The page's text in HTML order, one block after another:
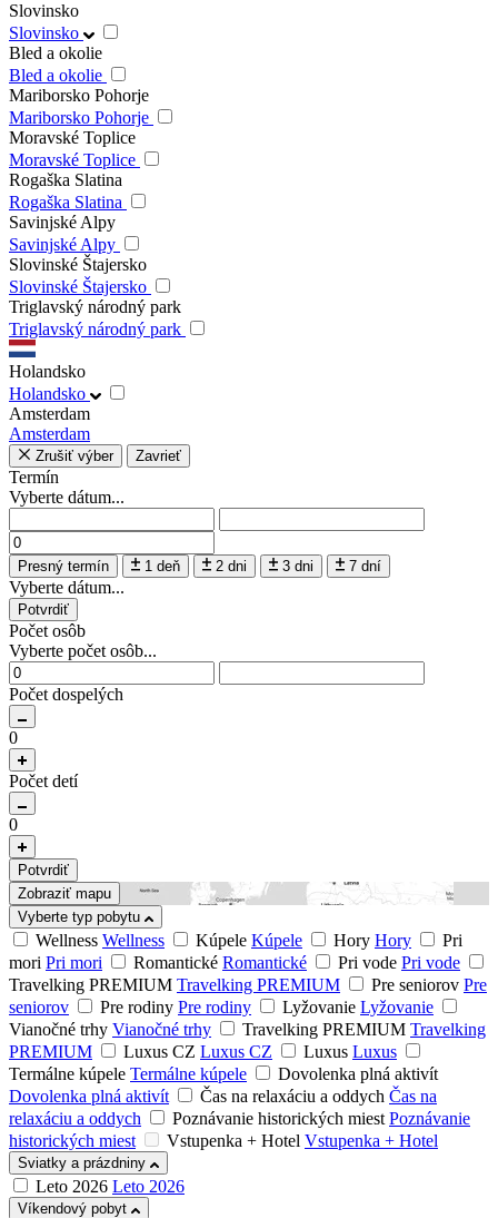
Slovinsko
Slovinsko
Bled a okolie
Bled a okolie
Mariborsko Pohorje
Mariborsko Pohorje
Moravské Toplice
Moravské Toplice
Rogaška Slatina
Rogaška Slatina
Savinjské Alpy
Savinjské Alpy
Slovinské Štajersko
Slovinské Štajersko
Triglavský národný park
Triglavský národný park
Holandsko
Holandsko
Amsterdam
Amsterdam
Zrušiť výber Zavrieť
Termín
Vyberte dátum...
Presný termín 1 deň 2 dni 3 dni 7 dní
Vyberte dátum...
Potvrdiť
Počet osôb
Vyberte počet osôb...
Počet dospelých
0
Počet detí
0
Potvrdiť
Zobraziť mapu
Vyberte typ pobytu
Wellness Wellness Kúpele Kúpele Hory Hory
Pri
mori Pri mori Romantické Romantické Pri vode Pri vode
Travelking PREMIUM Travelking PREMIUM Pre seniorov Pre
seniorov
Pre rodiny Pre rodiny Lyžovanie Lyžovanie
Vianočné trhy Vianočné trhy Travelking PREMIUM Travelking
PREMIUM
Luxus CZ Luxus CZ Luxus Luxus
Termálne kúpele Termálne kúpele
Dovolenka plná aktivít
Dovolenka plná aktivít
Čas na relaxáciu a oddych Čas na
relaxáciu a oddych
Poznávanie historických miest Poznávanie
historických miest
Vstupenka + Hotel Vstupenka + Hotel
Sviatky a prázdniny
Leto 2026 Leto 2026
Víkendový pobyt